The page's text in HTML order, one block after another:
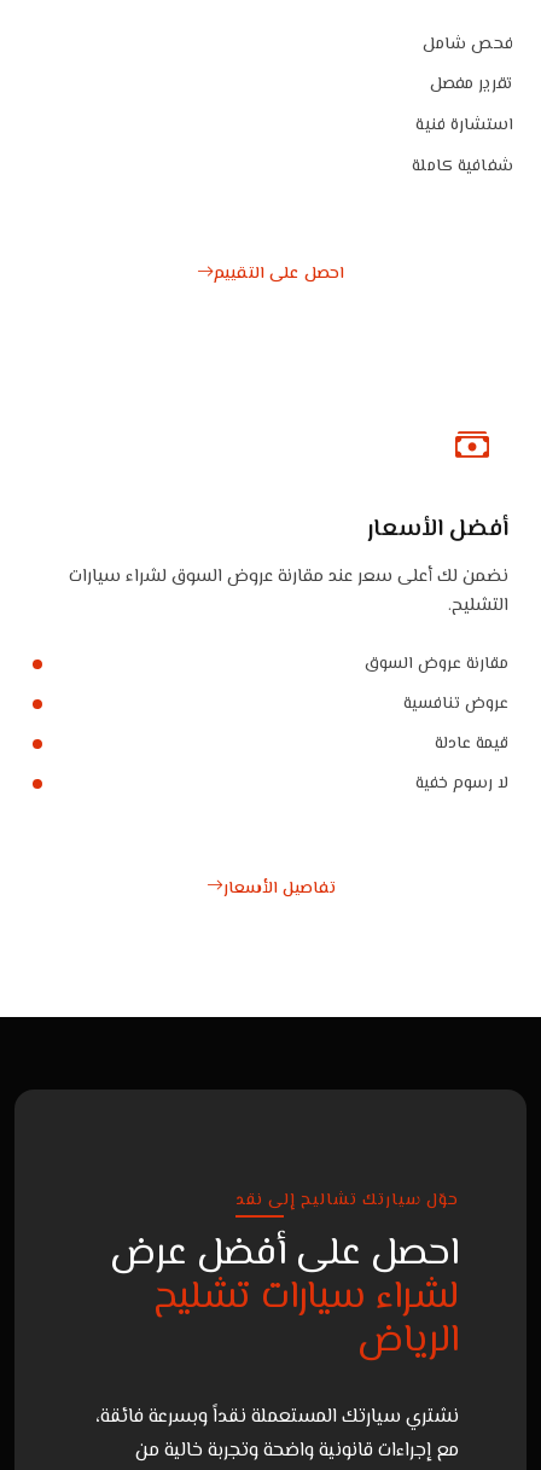
فحص شامل
تقرير مفصل
استشارة فنية
شفافية كاملة
احصل على التقييم
أفضل الأسعار
نضمن لك أعلى سعر عند مقارنة عروض السوق لشراء سيارات
التشليح.
مقارنة عروض السوق
عروض تنافسية
قيمة عادلة
لا رسوم خفية
تفاصيل الأسعار
حوّل سيارتك تشاليح إلى نقد
احصل على أفضل عرض
لشراء سيارات تشليح
الرياض
نشتري سيارتك المستعملة نقداً وبسرعة فائقة،
مع إجراءات قانونية واضحة وتجربة خالية من